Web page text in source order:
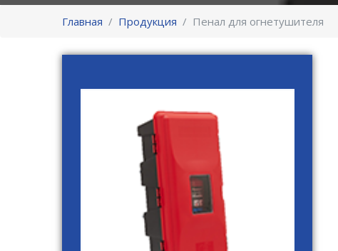
Главная Продукция Пенал для огнетушителя